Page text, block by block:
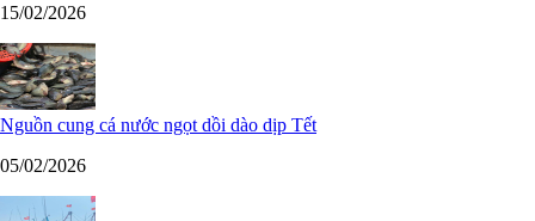
15/02/2026
Nguồn cung cá nước ngọt dồi dào dịp Tết
05/02/2026